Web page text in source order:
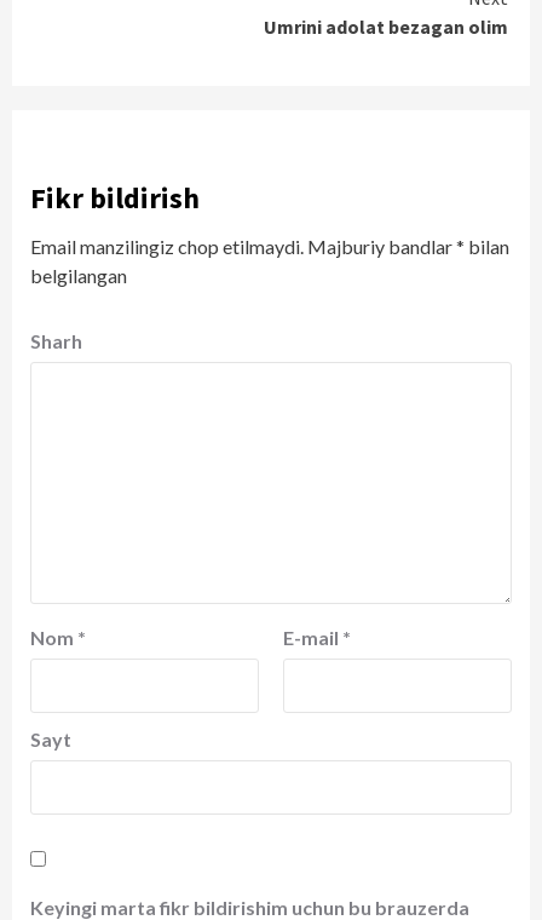
Umrini adolat bezagan olim
Fikr bildirish
Email manzilingiz chop etilmaydi. Majburiy bandlar* bilan
belgilangan
Sharh
Nom * E-mail *
Sayt
Keyingi marta fikr bildirishim uchun bu brauzerda